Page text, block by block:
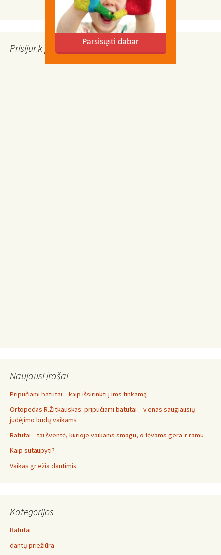
Parsisųsti dabar
Prisijunk prie Facebook
Naujausi įrašai
Pripučiami batutai – kaip išsirinkti jums tinkamą
Ortopedas R.Žitkauskas: pripučiami batutai – vienas saugiausių
judėjimo būdų vaikams
Batutai – tai šventė, kurioje vaikams smagu, o tėvams gera ir ramu
Kaip sutaupyti?
Vaikas griežia dantimis
Kategorijos
Batutai
dantų priežiūra